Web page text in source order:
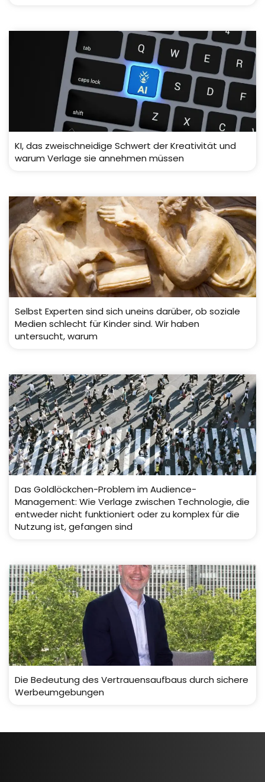
KI, das zweischneidige Schwert der Kreativität und
warum Verlage sie annehmen müssen
Selbst Experten sind sich uneins darüber, ob soziale
Medien schlecht für Kinder sind. Wir haben
untersucht, warum
Das Goldlöckchen-Problem im Audience-
Management: Wie Verlage zwischen Technologie, die
entweder nicht funktioniert oder zu komplex für die
Nutzung ist, gefangen sind
Die Bedeutung des Vertrauensaufbaus durch sichere
Werbeumgebungen